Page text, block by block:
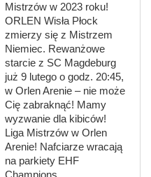
Mistrzów w 2023 roku!
ORLEN Wisła Płock
zmierzy się z Mistrzem
Niemiec. Rewanżowe
starcie z SC Magdeburg
już 9 lutego o godz. 20:45,
w Orlen Arenie – nie może
Cię zabraknąć! Mamy
wyzwanie dla kibiców!
Liga Mistrzów w Orlen
Arenie! Nafciarze wracają
na parkiety EHF